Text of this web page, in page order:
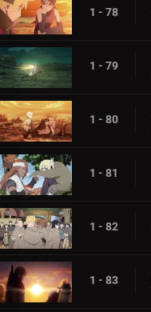
1 - 78
1 - 79
1 - 80
1 - 81
1 - 82
1 - 83